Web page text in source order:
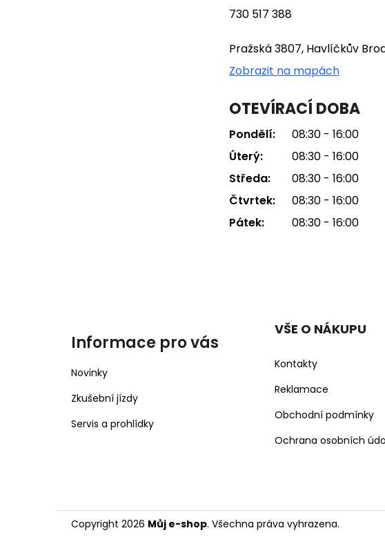
730 517 388
Pražská 3807, Havlíčkův
Zobrazit na mapách
OTEVÍRACÍ DOBA
Pondělí:
08:30 - 16:00
Úterý:
08:30 - 16:00
Středa:
08:30 - 16:00
Čtvrtek:
08:30 - 16:00
Pátek:
08:30 - 16:00
Informace pro vás
Novinky
Zkušební jízdy
Servis a prohlídky
VŠE O NÁKUPU
Kontakty
Reklamace
Obchodní podmínky
Ochrana osobních
Copyright 2026 Můj e-shop. Všechna práva vyhrazena.